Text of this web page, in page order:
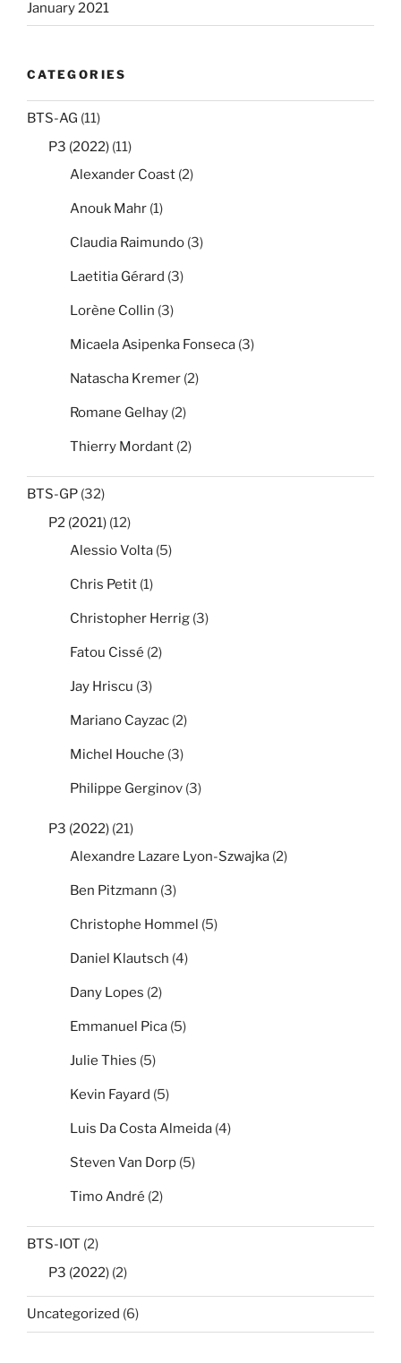
January 2021
CATEGORIES
BTS-AG (11)
P3 (2022) (11)
Alexander Coast (2)
Anouk Mahr (1)
Claudia Raimundo (3)
Laetitia Gérard (3)
Lorène Collin (3)
Micaela Asipenka Fonseca (3)
Natascha Kremer (2)
Romane Gelhay (2)
Thierry Mordant (2)
BTS-GP (32)
P2 (2021) (12)
Alessio Volta (5)
Chris Petit (1)
Christopher Herrig (3)
Fatou Cissé (2)
Jay Hriscu (3)
Mariano Cayzac (2)
Michel Houche (3)
Philippe Gerginov (3)
P3 (2022) (21)
Alexandre Lazare Lyon-Szwajka (2)
Ben Pitzmann (3)
Christophe Hommel (5)
Daniel Klautsch (4)
Dany Lopes (2)
Emmanuel Pica (5)
Julie Thies (5)
Kevin Fayard (5)
Luis Da Costa Almeida (4)
Steven Van Dorp (5)
Timo André (2)
BTS-IOT (2)
P3 (2022) (2)
Uncategorized (6)